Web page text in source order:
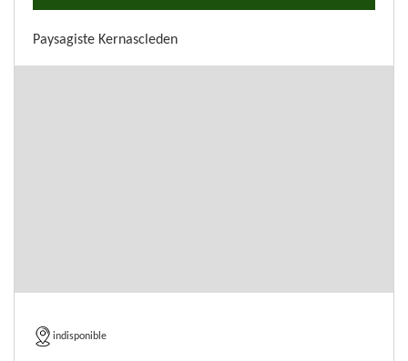
Paysagiste Kernascleden
indisponible